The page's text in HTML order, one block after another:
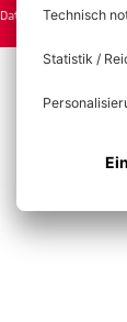
Datenschutz